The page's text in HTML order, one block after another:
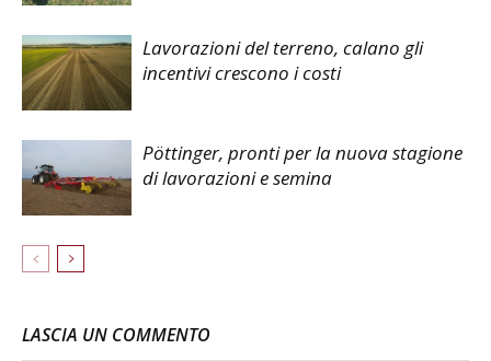
Lavorazioni del terreno, calano gli
incentivi crescono i costi
Pöttinger, pronti per la nuova stagione
di lavorazioni e semina
LASCIA UN COMMENTO